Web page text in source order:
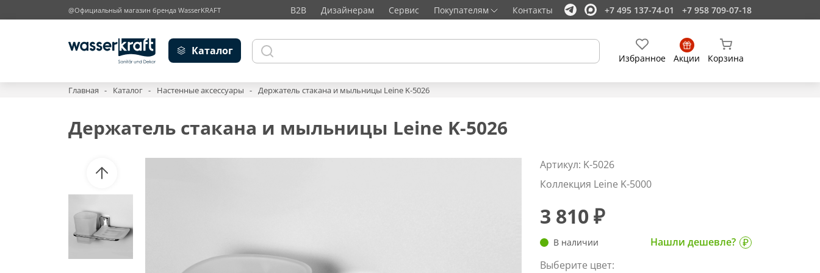
@Официальный магазин бренда WasserKRAFT B2B Дизайнерам Сервис Покупателям Контакты +7 495 137-74-01 +7 958 709-07-18
Каталог
Избранное Акции Корзина
Главная Каталог Настенные аксессуары Держатель стакана и мыльницы Leine K-5026
Держатель стакана и мыльницы Leine K-5026
Артикул: K-5026
Коллекция Leine K-5000
3 810 ₽
В наличии
Нашли дешевле?
Выберите цвет: